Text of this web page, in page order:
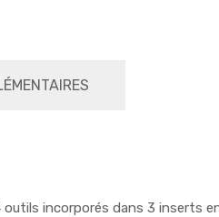
outils incorporés dans 3 inserts